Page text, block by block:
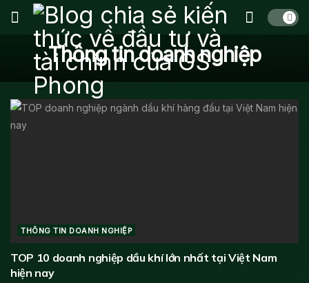
Thông tin doanh nghiệp
THÔNG TIN DOANH NGHIỆP
TOP 10 doanh nghiệp dầu khí lớn nhất tại Việt Nam
hiện nay